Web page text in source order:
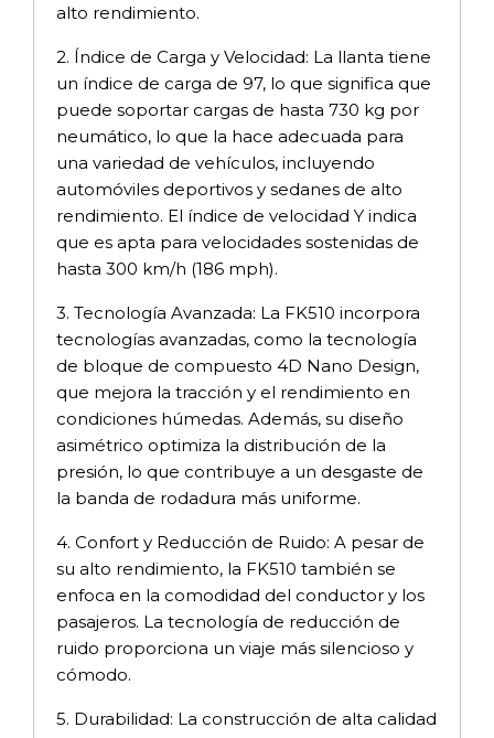
alto rendimiento.
2. Índice de Carga y Velocidad: La llanta tiene
un índice de carga de 97, lo que significa que
puede soportar cargas de hasta 730 kg por
neumático, lo que la hace adecuada para
una variedad de vehículos, incluyendo
automóviles deportivos y sedanes de alto
rendimiento. El índice de velocidad Y indica
que es apta para velocidades sostenidas de
hasta 300 km/h (186 mph).
3. Tecnología Avanzada: La FK510 incorpora
tecnologías avanzadas, como la tecnología
de bloque de compuesto 4D Nano Design,
que mejora la tracción y el rendimiento en
condiciones húmedas. Además, su diseño
asimétrico optimiza la distribución de la
presión, lo que contribuye a un desgaste de
la banda de rodadura más uniforme.
4. Confort y Reducción de Ruido: A pesar de
su alto rendimiento, la FK510 también se
enfoca en la comodidad del conductor y los
pasajeros. La tecnología de reducción de
ruido proporciona un viaje más silencioso y
cómodo.
5. Durabilidad: La construcción de alta calidad